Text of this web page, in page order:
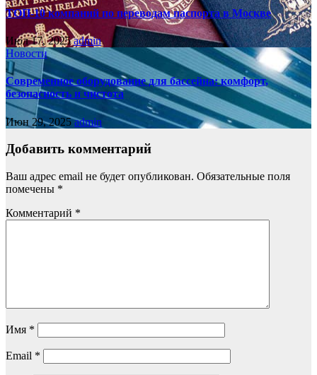
ТОП-10 компаний по переводам паспорта в Москве
Июл 17, 2025admin
Новости
Современное оборудование для бассейна: комфорт,
безопасность и чистота
Июн 29, 2025admin
Добавить комментарий
Ваш адрес email не будет опубликован. Обязательные поля
помечены *
Комментарий *
Имя *
Email *